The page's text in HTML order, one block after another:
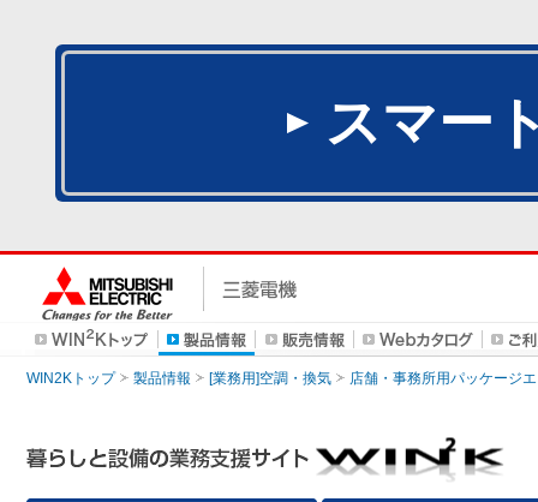
スマー
WIN2Kトップ 製品情報 [業務用]空調・換気 店舗・事務所用パッケージ